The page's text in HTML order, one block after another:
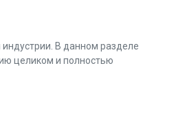
В данном разделе
целиком и полностью